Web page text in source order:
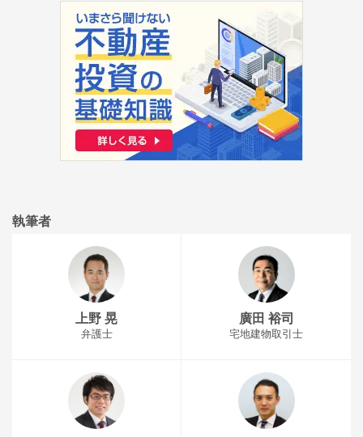
執筆者
上野 晃
弁護士
廣田 裕司
宅地建物取引士